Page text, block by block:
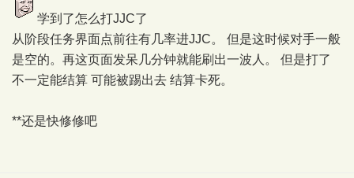
学到了怎么打JJC了
从阶段任务界面点前往有几率进JJC。 但是这时候对手一般
是空的。再这页面发呆几分钟就能刷出一波人。 但是打了
不一定能结算 可能被踢出去 结算卡死。
**还是快修修吧